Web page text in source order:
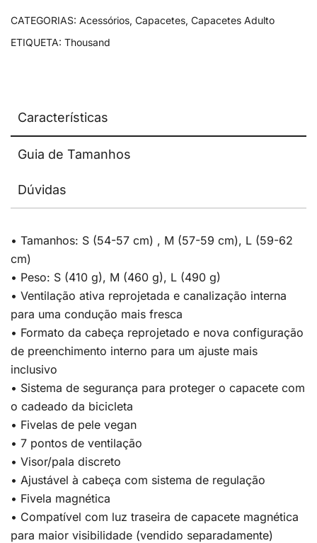
CATEGORIAS: Acessórios, Capacetes, Capacetes Adulto
ETIQUETA: Thousand
Características
Guia de Tamanhos
Dúvidas
• Tamanhos: S (54-57 cm) , M (57-59 cm), L (59-62
cm)
• Peso: S (410 g), M (460 g), L (490 g)
• Ventilação ativa reprojetada e canalização interna
para uma condução mais fresca
• Formato da cabeça reprojetado e nova configuração
de preenchimento interno para um ajuste mais
inclusivo
• Sistema de segurança para proteger o capacete com
o cadeado da bicicleta
• Fivelas de pele vegan
• 7 pontos de ventilação
• Visor/pala discreto
• Ajustável à cabeça com sistema de regulação
• Fivela magnética
• Compatível com luz traseira de capacete magnética
para maior visibilidade (vendido separadamente)